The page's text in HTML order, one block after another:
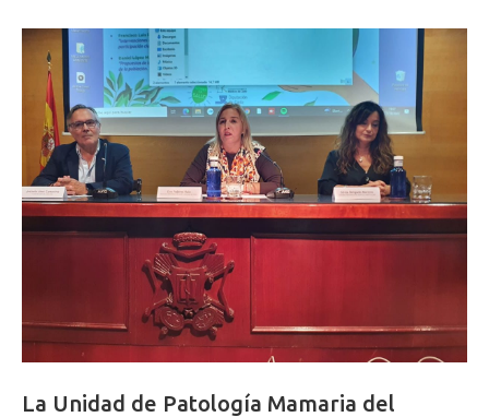
La Unidad de Patología Mamaria del